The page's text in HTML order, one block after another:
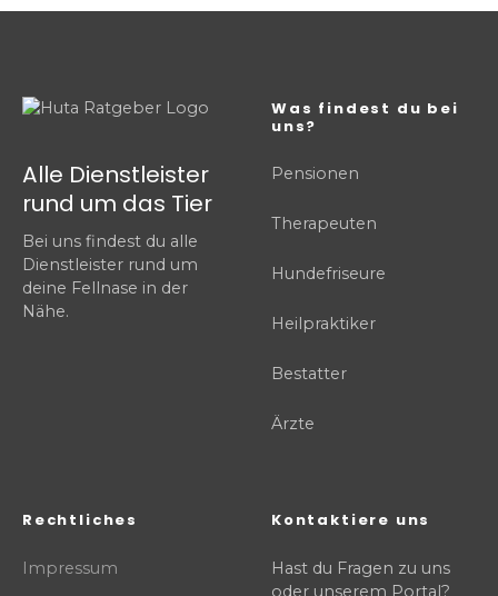
Alle Dienstleister
rund um das Tier
Bei uns findest du alle
Dienstleister rund um
deine Fellnase in der
Nähe.
Was findest du bei
uns?
Pensionen
Therapeuten
Hundefriseure
Heilpraktiker
Bestatter
Ärzte
Rechtliches
Impressum
Kontaktiere uns
Hast du Fragen zu uns
oder unserem Portal?